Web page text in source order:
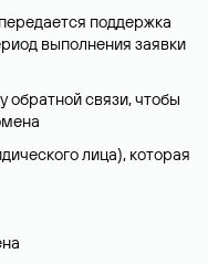
поддержка
выполнения заявки
связи, чтобы
лица), которая